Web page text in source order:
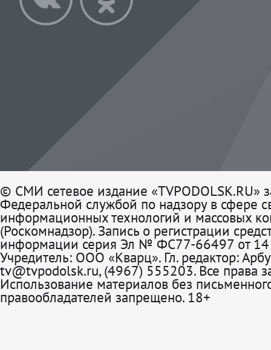
© СМИ сетевое издание «TVPODOLSK.RU»
Федеральной службой по надзору в сфере
информационных технологий и массовых
(Роскомнадзор). Запись о регистрации
информации серия Эл № ФС77-66497 от 14
Учредитель: ООО «Кварц». Гл. редактор:
tv@tvpodolsk.ru, (4967) 555203. Все права
Использование материалов без
правообладателей запрещено. 18+